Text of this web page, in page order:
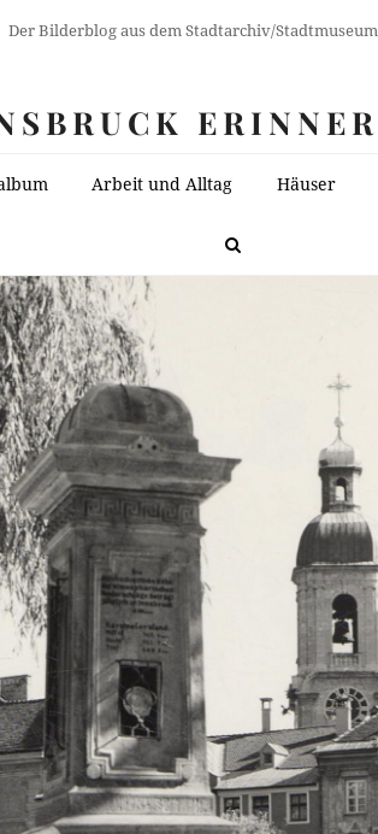
Der Bilderblog aus dem Stadtarchiv/
Arbeit und Alltag Häuser